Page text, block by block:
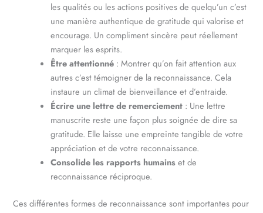
les qualités ou les actions positives de quelqu’un c’est
une manière authentique de gratitude qui valorise et
encourage. Un compliment sincère peut réellement
marquer les esprits.
Être attentionné : Montrer qu’on fait attention aux
autres c’est témoigner de la reconnaissance. Cela
instaure un climat de bienveillance et d’entraide.
Écrire une lettre de remerciement : Une lettre
manuscrite reste une façon plus soignée de dire sa
gratitude. Elle laisse une empreinte tangible de votre
appréciation et de votre reconnaissance.
Consolide les rapports humainset de
reconnaissance réciproque.
Ces différentes formes de reconnaissance sont importantes pour